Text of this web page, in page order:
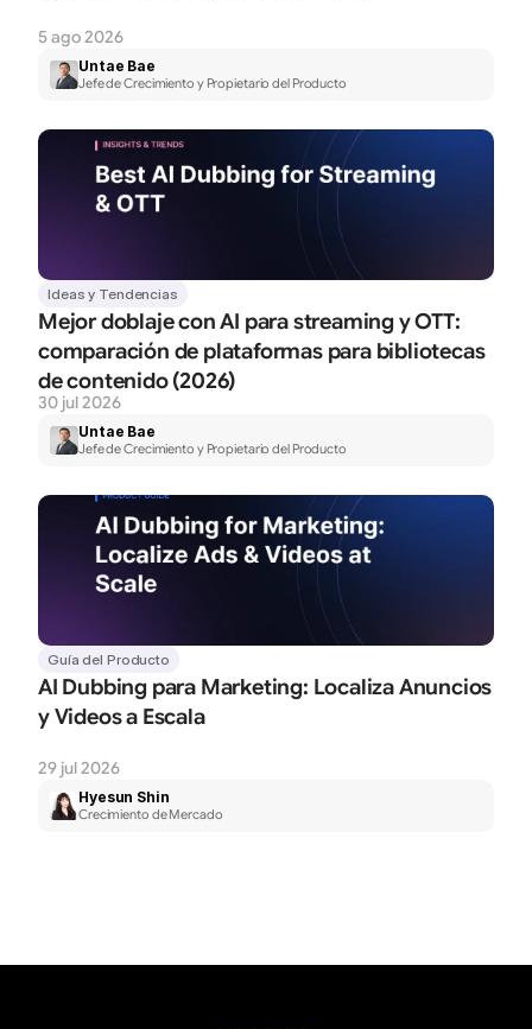
5 ago 2026
Untae Bae
Jefe de Crecimiento y Propietario del Producto
Ideas y Tendencias
Mejor doblaje con AI para streaming y OTT:
comparación de plataformas para bibliotecas
de contenido (2026)
30 jul 2026
Untae Bae
Jefe de Crecimiento y Propietario del Producto
Guía del Producto
AI Dubbing para Marketing: Localiza Anuncios
y Videos a Escala
29 jul 2026
Hyesun Shin
Crecimiento de Mercado